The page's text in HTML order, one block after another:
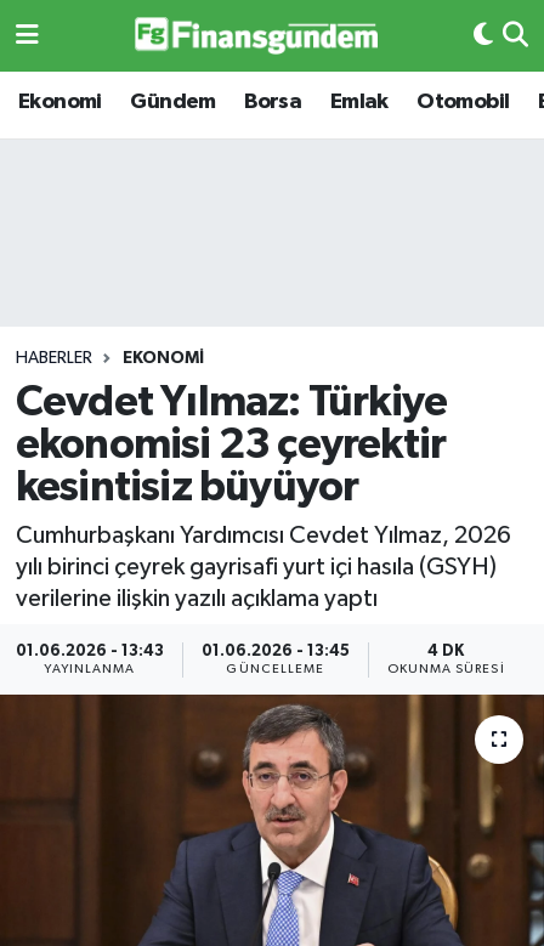
Ekonomi Gündem Borsa Emlak Otomobil
HABERLER EKONOMI
Cevdet Yılmaz: Türkiye
ekonomisi 23 çeyrektir
kesintisiz büyüyor
Cumhurbaşkanı Yardımcısı Cevdet Yılmaz, 2026
yılı birinci çeyrek gayrisafi yurt içi hasıla (GSYH)
verilerine ilişkin yazılı açıklama yaptı
01.06.2026 - 13:43
YAYINLANMA
01.06.2026 - 13:45
GÜNCELLEME
4 DK
OKUNMA SÜRESI
Ekonomi
Otomobil
Gizlilik Sözleşmesi
Hakkımızda
İletişim
Künye
Ekonomi
Emtia
BITCOIN
Yapay Zeka